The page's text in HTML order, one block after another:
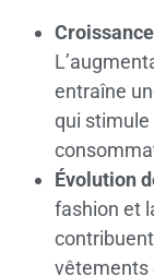
entraîne
qui
Évolution
fashion et
vêtements